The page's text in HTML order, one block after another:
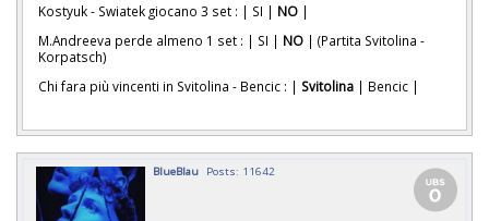
Kostyuk - Swiatek giocano 3 set : | SI | NO |
M.Andreeva perde almeno 1 set : | SI | NO | (Partita Svitolina -
Korpatsch)
Chi fara più vincenti in Svitolina - Bencic : | Svitolina | Bencic |
BlueBlau Posts: 11642